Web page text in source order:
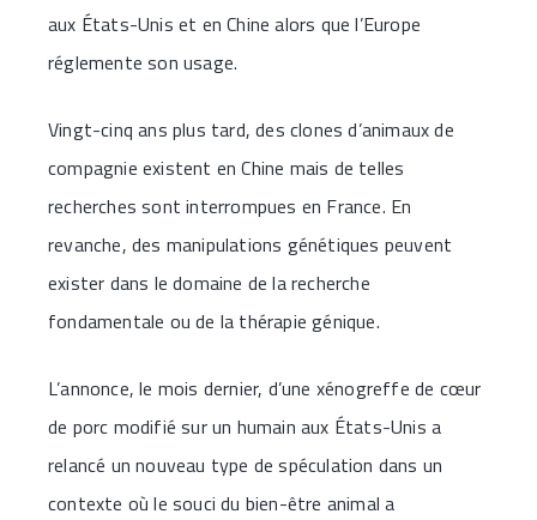
aux États-Unis et en Chine alors que l’Europe
réglemente son usage.
Vingt-cinq ans plus tard, des clones d’animaux de
compagnie existent en Chine mais de telles
recherches sont interrompues en France. En
revanche, des manipulations génétiques peuvent
exister dans le domaine de la recherche
fondamentale ou de la thérapie génique.
L’annonce, le mois dernier, d’une xénogreffe de cœur
de porc modifié sur un humain aux États-Unis a
relancé un nouveau type de spéculation dans un
contexte où le souci du bien-être animal a